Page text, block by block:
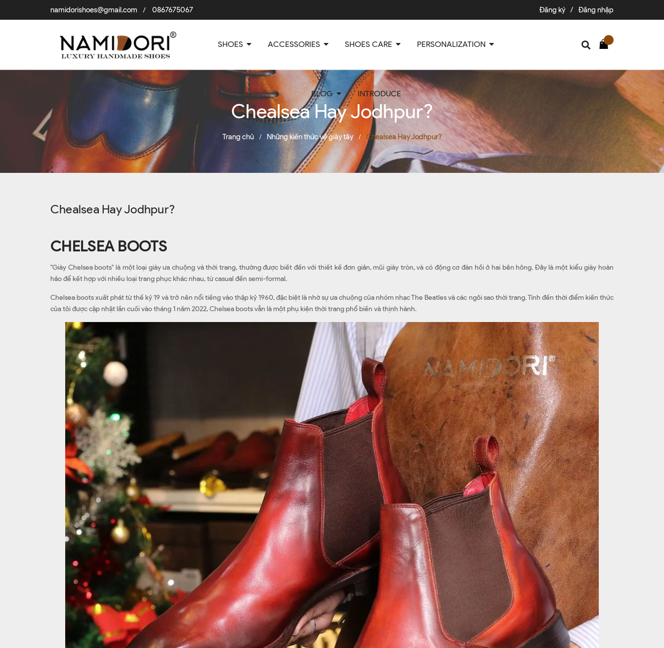
namidorishoes@gmail.com / 0867675067 Đăng ký / Đăng nhập
SHOES ACCESSORIES SHOES CARE PERSONALIZATION
BLOG INTRODUCE
Chealsea Hay Jodhpur?
Trang chủ / Những kiến thức về giày tây / Chealsea Hay Jodhpur?
Chealsea Hay Jodhpur?
CHELSEA BOOTS
"Giày Chelsea boots" là một loại giày ưa chuộng và thời trang, thường được biết đến với thiết kế đơn giản, mũi giày tròn, và có động cơ đàn hồi ở hai bên hông. Đây là một kiểu giày hoàn
hảo để kết hợp với nhiều loại trang phục khác nhau, từ casual đến semi-formal.
Chelsea boots xuất phát từ thế kỷ 19 và trở nên nổi tiếng vào thập kỷ 1960, đặc biệt là nhờ sự ưa chuộng của nhóm nhạc The Beatles và các ngôi sao thời trang. Tính đến thời điểm kiến thức
của tôi được cập nhật lần cuối vào tháng 1 năm 2022, Chelsea boots vẫn là một phụ kiện thời trang phổ biến và thịnh hành.